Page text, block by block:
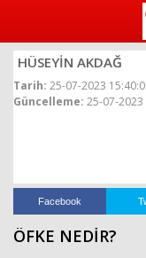
HÜSEYİN AKDAĞ
Tarih: 25-07-2023
Güncelleme: 25-07-
Facebook
ÖFKE NEDİR?